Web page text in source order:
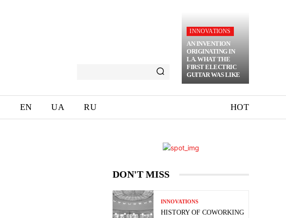
INNOVATIONS
AN INVENTION
ORIGINATING IN
LA. WHAT THE
FIRST ELECTRIC
GUITAR WAS LIKE
EN UA RU HOT
DON'T MISS
INNOVATIONS
HISTORY OF COWORKING